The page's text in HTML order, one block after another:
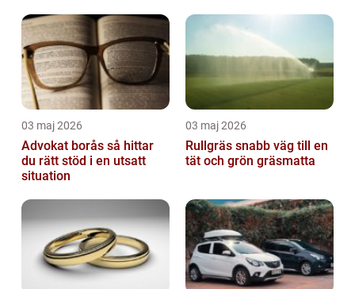
03 maj 2026
Advokat borås så hittar
du rätt stöd i en utsatt
situation
03 maj 2026
Rullgräs snabb väg till en
tät och grön gräsmatta